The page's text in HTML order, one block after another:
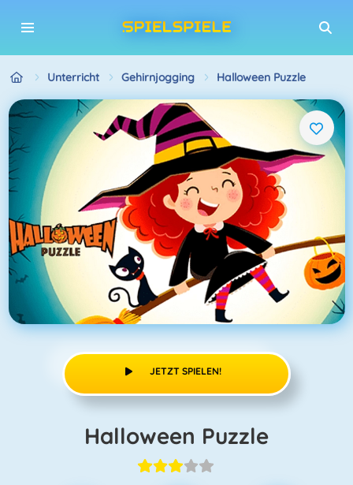
Unterricht Gehirnjogging Halloween Puzzle
JETZT SPIELEN!
Halloween Puzzle